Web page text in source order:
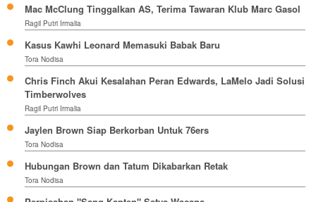
Mac McClung Tinggalkan AS, Terima Tawaran Klub Marc Gasol
Ragil Putri Irmalia
Kasus Kawhi Leonard Memasuki Babak Baru
Tora Nodisa
Chris Finch Akui Kesalahan Peran Edwards, LaMelo Jadi Solusi
Timberwolves
Ragil Putri Irmalia
Jaylen Brown Siap Berkorban Untuk 76ers
Tora Nodisa
Hubungan Brown dan Tatum Dikabarkan Retak
Tora Nodisa